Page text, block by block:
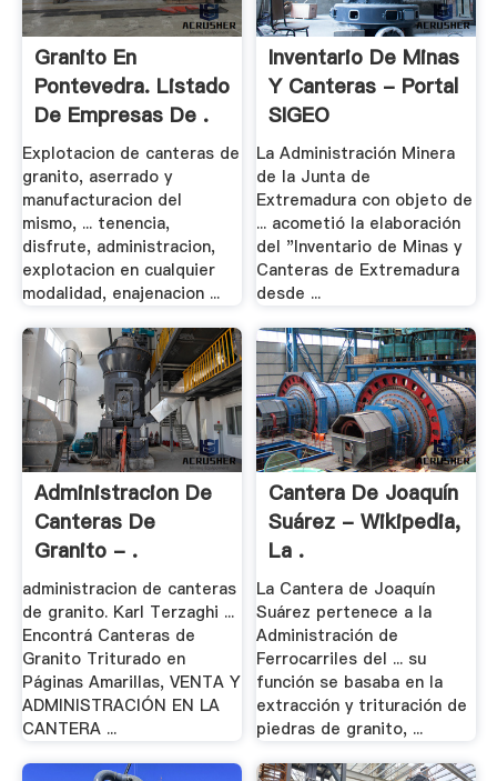
Granito En
Pontevedra. Listado
De Empresas De .
Explotacion de canteras de
granito, aserrado y
manufacturacion del
mismo, ... tenencia,
disfrute, administracion,
explotacion en cualquier
modalidad, enajenacion ...
Inventario De Minas
Y Canteras - Portal
SIGEO
La Administración Minera
de la Junta de
Extremadura con objeto de
... acometió la elaboración
del "Inventario de Minas y
Canteras de Extremadura
desde ...
Administracion De
Canteras De
Granito - .
administracion de canteras
de granito. Karl Terzaghi ...
Encontrá Canteras de
Granito Triturado en
Páginas Amarillas, VENTA Y
ADMINISTRACIÓN EN LA
CANTERA ...
Cantera De Joaquín
Suárez - Wikipedia,
La .
La Cantera de Joaquín
Suárez pertenece a la
Administración de
Ferrocarriles del ... su
función se basaba en la
extracción y trituración de
piedras de granito, ...